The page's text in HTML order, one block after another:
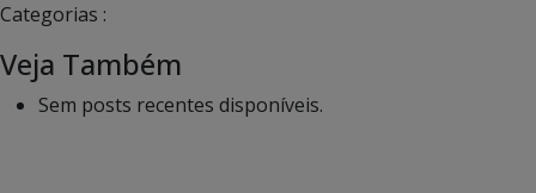
Categorias :
Veja Também
Sem posts recentes disponíveis.